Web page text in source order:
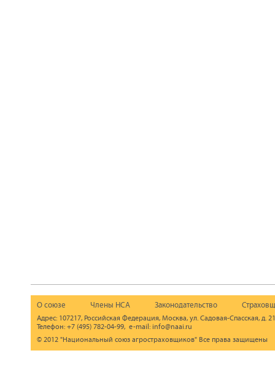
О союзе Члены НСА Законодательство
Адрес: 107217, Российская Федерация, Москва, ул. Садовая-Спасская, д.
Телефон: +7 (495) 782-04-99, e-mail: info@naai.ru
© 2012 "Национальный союз агростраховщиков" Все права защищены